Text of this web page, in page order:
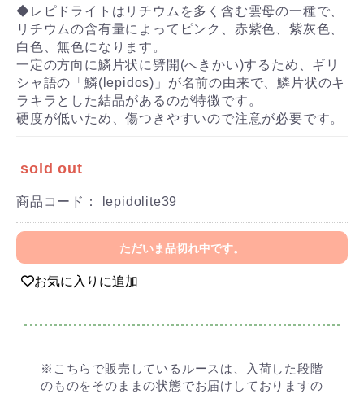
◆レピドライトはリチウムを多く含む雲母の一種で、
リチウムの含有量によってピンク、赤紫色、紫灰色、
白色、無色になります。
一定の方向に鱗片状に劈開(へきかい)するため、ギリ
シャ語の「鱗(lepidos)」が名前の由来で、鱗片状のキ
ラキラとした結晶があるのが特徴です。
硬度が低いため、傷つきやすいので注意が必要です。
sold out
商品コード： lepidolite39
ただいま品切れ中です。
お気に入りに追加
※こちらで販売しているルースは、入荷した段階
のものをそのままの状態でお届けしておりますの